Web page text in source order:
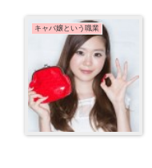
キャバ嬢という職業